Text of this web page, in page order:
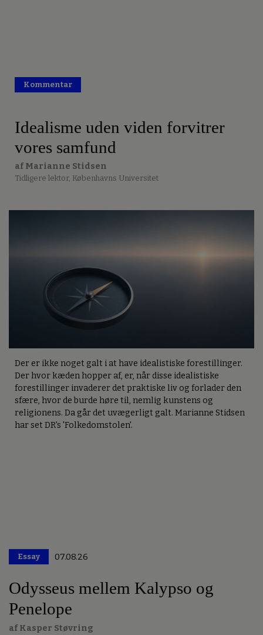
Kommentar
Idealisme uden viden forvitrer
vores samfund
af Marianne Stidsen
Tidligere lektor, Københavns Universitet
Der er ikke noget galt i at have idealistiske forestillinger.
Der hvor kæden hopper af, er, når disse idealistiske
forestillinger invaderer det praktiske liv og forlader den
sfære, hvor de burde høre til, nemlig kunstens og
religionens. Da går det uvægerligt galt. Marianne Stidsen
har set DR's 'Folkedomstolen'.
Essay 07.08.26
Odysseus mellem Kalypso og
Penelope
af Kasper Støvring